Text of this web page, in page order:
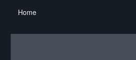
Home